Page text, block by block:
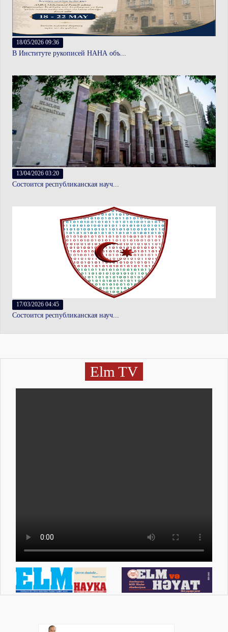
18/05/2026 09:36
В Институте рукописей НАНА объ...
13/04/2026 03:20
Состоится республиканская науч...
17/03/2026 04:45
Состоится республиканская науч...
Elm TV